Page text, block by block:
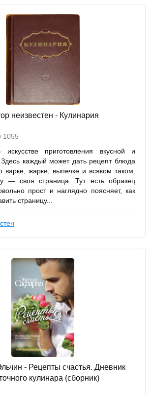
неизвестен - Кулинария
1055
приготовления вкусной и
каждый может дать рецепт блюда
варке, жарке, выпечке и всяком таком.
— своя страница. Тут есть образец
прост и наглядно поясняет, как
страницу...
- Рецепты счастья. Дневник
кулинара (сборник)